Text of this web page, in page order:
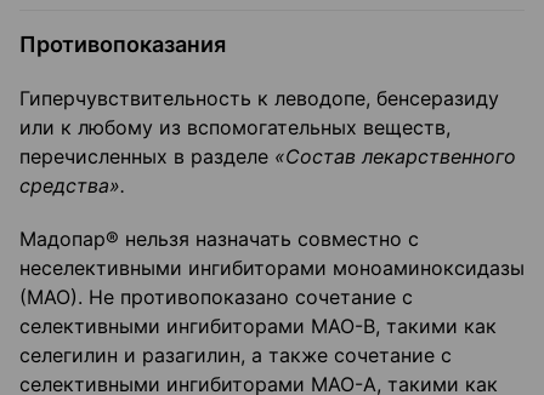
Противопоказания
Гиперчувствительность к леводопе, бенсеразиду
или к любому из вспомогательных веществ,
перечисленных в разделе «Состав лекарственного
средства».
Мадопар® нельзя назначать совместно с
неселективными ингибиторами моноаминоксидазы
(МАО). Не противопоказано сочетание с
селективными ингибиторами МАО-В, такими как
селегилин и разагилин, а также сочетание с
селективными ингибиторами МАО-А, такими как